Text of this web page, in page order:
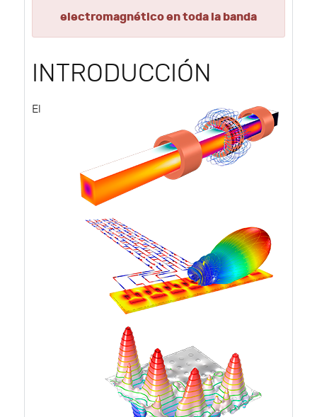
electromagnético en toda la banda
INTRODUCCIÓN
El